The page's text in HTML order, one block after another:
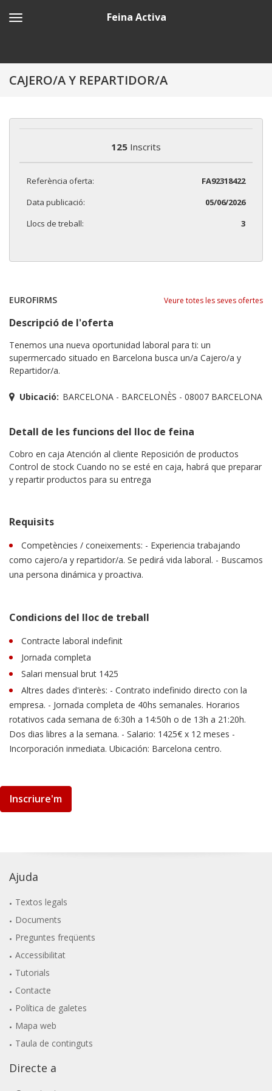
Feina Activa
CAJERO/A Y REPARTIDOR/A
125 Inscrits
Referència oferta:
FA92318422
Data publicació:
05/06/2026
Llocs de treball:
3
EUROFIRMS Veure totes les seves ofertes
Descripció de l'oferta
Tenemos una nueva oportunidad laboral para ti: un
supermercado situado en Barcelona busca un/a Cajero/a y
Repartidor/a.
Ubicació: BARCELONA - BARCELONÈS - 08007 BARCELONA
Detall de les funcions del lloc de feina
Cobro en caja Atención al cliente Reposición de productos
Control de stock Cuando no se esté en caja, habrá que preparar
y repartir productos para su entrega
Requisits
Competències / coneixements: - Experiencia trabajando
como cajero/a y repartidor/a. Se pedirá vida laboral. - Buscamos
una persona dinámica y proactiva.
Condicions del lloc de treball
Contracte laboral indefinit
Jornada completa
Salari mensual brut 1425
Altres dades d'interès: - Contrato indefinido directo con la
empresa. - Jornada completa de 40hs semanales. Horarios
rotativos cada semana de 6:30h a 14:50h o de 13h a 21:20h.
Dos dias libres a la semana. - Salario: 1425€ x 12 meses -
Incorporación inmediata. Ubicación: Barcelona centro.
Inscriure'm
Ajuda
Textos legals
Documents
Preguntes freqüents
Accessibilitat
Tutorials
Contacte
Política de galetes
Mapa web
Taula de continguts
Directe a